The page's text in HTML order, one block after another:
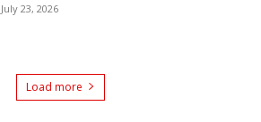
July 23, 2026
Load more